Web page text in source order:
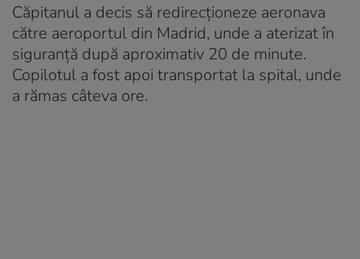
Căpitanul a decis să redirecționeze aeronava
către aeroportul din Madrid, unde a aterizat în
siguranță după aproximativ 20 de minute.
Copilotul a fost apoi transportat la spital, unde
a rămas câteva ore.